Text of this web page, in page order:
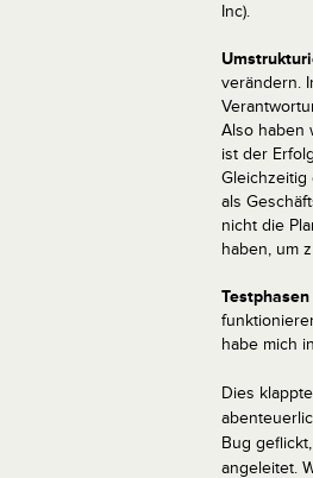
Inc).
verändern.
Also haben
ist der
Gleichzeitig
als
nicht die
haben, um
habe mich
Dies
Bug
angeleitet.